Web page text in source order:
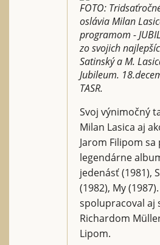
FOTO:
oslávia Milan
programom -
zo svojich
Satinský a M.
Jubileum.
TASR.
Svoj výnimočný
Milan Lasica aj
Jarom Filipom
legendárne
jedenásť (1981),
(1982), My
spolupracoval aj
Richardom
Lipom.